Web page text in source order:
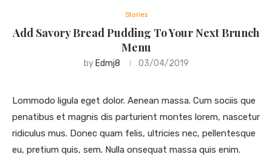
Stories
Add Savory Bread Pudding To Your Next Brunch
Menu
by Edmj8 03/04/2019
Lommodo ligula eget dolor. Aenean massa. Cum sociis que
penatibus et magnis dis parturient montes lorem, nascetur
ridiculus mus. Donec quam felis, ultricies nec, pellentesque
eu, pretium quis, sem. Nulla onsequat massa quis enim.